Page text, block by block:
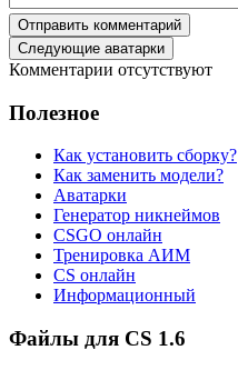
Отправить комментарий
Следующие аватарки
Комментарии отсутствуют
Полезное
Как установить сборку?
Как заменить модели?
Аватарки
Генератор никнеймов
CSGO онлайн
Тренировка АИМ
CS онлайн
Информационный
Файлы для CS 1.6